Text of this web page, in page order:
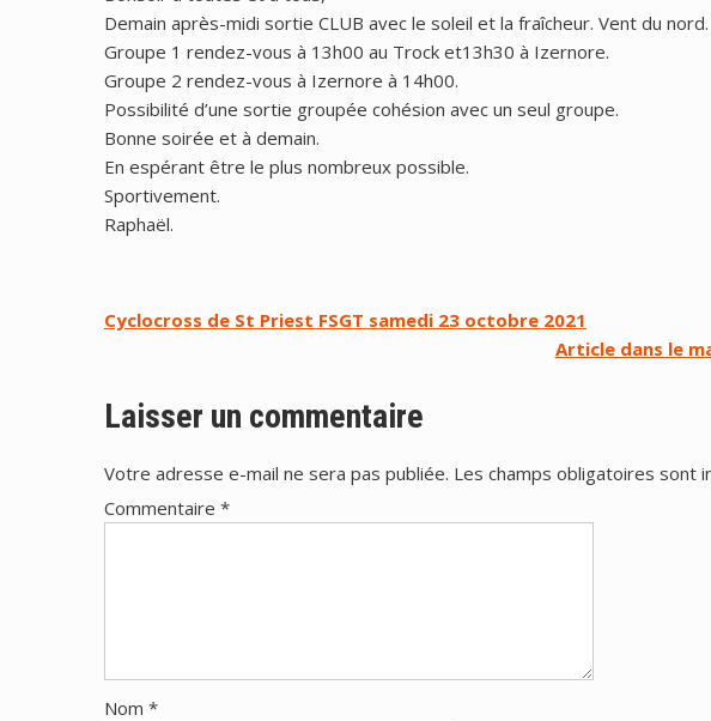
Demain après-midi sortie CLUB avec le soleil et la fraîcheur. Vent du nord.
Groupe 1 rendez-vous à 13h00 au Trock et13h30 à Izernore.
Groupe 2 rendez-vous à Izernore à 14h00.
Possibilité d’une sortie groupée cohésion avec un seul groupe.
Bonne soirée et à demain.
En espérant être le plus nombreux possible.
Sportivement.
Raphaël.
Navigation
l’article
Cyclocross de St Priest FSGT samedi 23 octobre 2021
Article dans le
Laisser un commentaire
Votre adresse e-mail ne sera pas publiée. Les champs obligatoires sont
Commentaire *
Nom *